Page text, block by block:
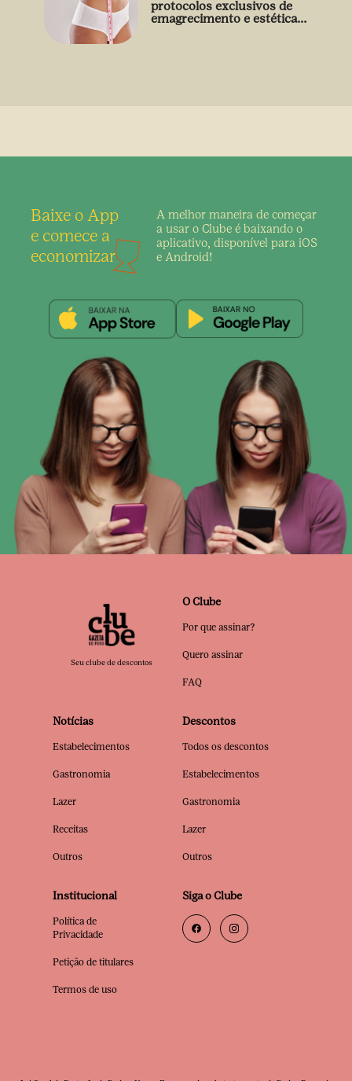
protocolos exclusivos de
emagrecimento e estética
Baixe o App
e comece a
economizar
A melhor maneira de começar
a usar o Clube é baixando o
aplicativo, disponível para iOS
e Android!
Seu clube de descontos
O Clube
Por que assinar?
Quero assinar
FAQ
Notícias
Estabelecimentos
Gastronomia
Lazer
Receitas
Outros
Descontos
Todos os descontos
Estabelecimentos
Gastronomia
Lazer
Outros
Institucional
Política de
Privacidade
Petição de titulares
Termos de uso
Siga o Clube